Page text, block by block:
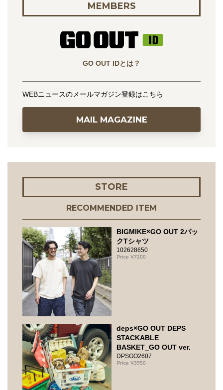
MEMBERS
GO OUT IDとは？
WEBニュースのメールマガジン登録はこちら
MAIL MAGAZINE
STORE
RECOMMENDED ITEM
BIGMIKE×GO OUT 2パッ
クTシャツ
102628650
7200
deps×GO OUT DEPS
STACKABLE
BASKET_GO OUT ver.
DPSGO2607
3950